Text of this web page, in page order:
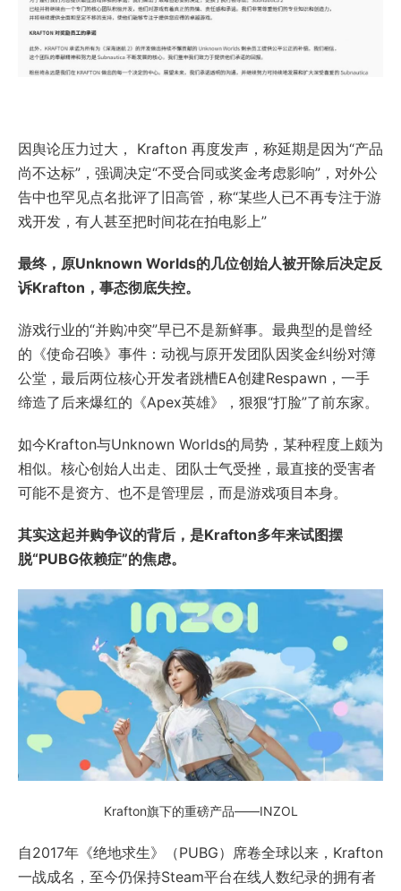
因舆论压力过大， Krafton 再度发声，称延期是因为“产品
尚不达标”，强调决定“不受合同或奖金考虑影响”，对外公
告中也罕见点名批评了旧高管，称“某些人已不再专注于游
戏开发，有人甚至把时间花在拍电影上”
最终，原Unknown Worlds的几位创始人被开除后决定反
诉Krafton，事态彻底失控。
游戏行业的“并购冲突”早已不是新鲜事。最典型的是曾经
的《使命召唤》事件：动视与原开发团队因奖金纠纷对簿
公堂，最后两位核心开发者跳槽EA创建Respawn，一手
缔造了后来爆红的《Apex英雄》，狠狠“打脸”了前东家。
如今Krafton与Unknown Worlds的局势，某种程度上颇为
相似。核心创始人出走、团队士气受挫，最直接的受害者
可能不是资方、也不是管理层，而是游戏项目本身。
其实这起并购争议的背后，是Krafton多年来试图摆
脱“PUBG依赖症”的焦虑。
Krafton旗下的重磅产品——INZOL
自2017年《绝地求生》（PUBG）席卷全球以来，Krafton
一战成名，至今仍保持Steam平台在线人数纪录的拥有者